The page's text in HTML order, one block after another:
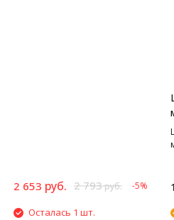
2 653 руб. 2 793руб. -5%
Осталась 1 шт.